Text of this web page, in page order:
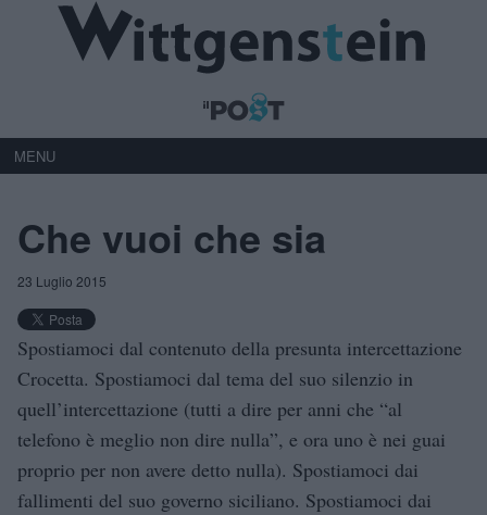
MENU
Che vuoi che sia
23 Luglio 2015
Spostiamoci dal contenuto della presunta intercettazione
Crocetta. Spostiamoci dal tema del suo silenzio in
quell’intercettazione (tutti a dire per anni che “al
telefono è meglio non dire nulla”, e ora uno è nei guai
proprio per non avere detto nulla). Spostiamoci dai
fallimenti del suo governo siciliano. Spostiamoci dai